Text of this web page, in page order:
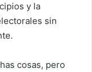
y la
sin
cosas, pero